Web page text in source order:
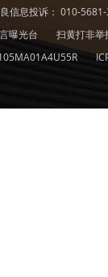
信息投诉： 010-
曝光台
扫黄打非